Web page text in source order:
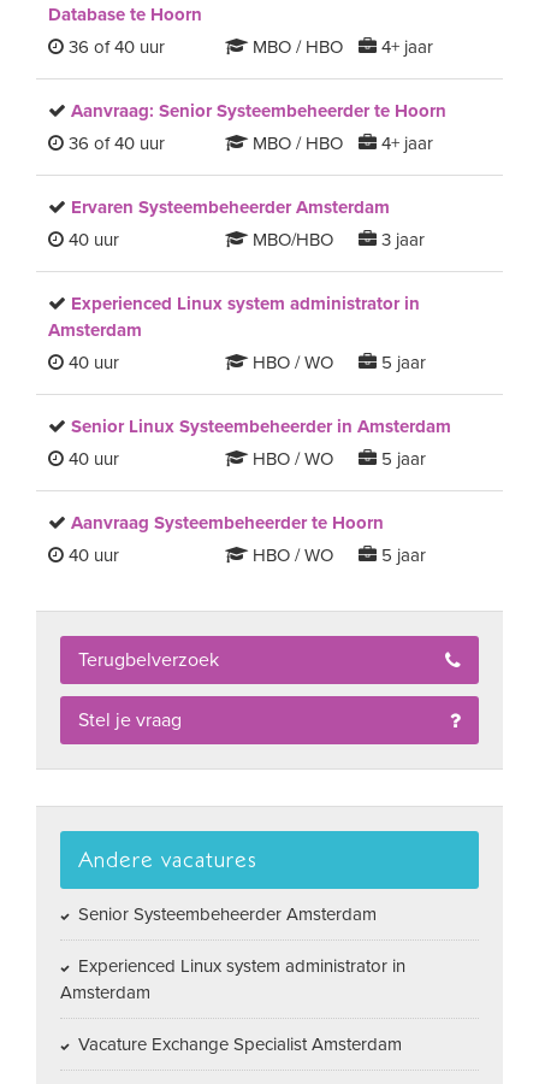
Database te Hoorn
36 of 40 uur
MBO / HBO 4+ jaar
Aanvraag: Senior Systeembeheerder te Hoorn
36 of 40 uur
MBO / HBO 4+ jaar
Ervaren Systeembeheerder Amsterdam
40 uur
MBO/HBO 3 jaar
Experienced Linux system administrator in
Amsterdam
40 uur
HBO / WO 5 jaar
Senior Linux Systeembeheerder in Amsterdam
40 uur
HBO / WO 5 jaar
Aanvraag Systeembeheerder te Hoorn
40 uur
HBO / WO 5 jaar
Terugbelverzoek
Stel je vraag
Andere vacatures
Senior Systeembeheerder Amsterdam
Experienced Linux system administrator in
Amsterdam
Vacature Exchange Specialist Amsterdam